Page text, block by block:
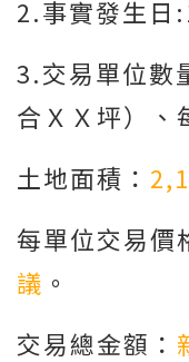
2.事實發生
3.交易單位數
合ＸＸ坪）、
土地面積：
每單位交易價
議 。
交易總金額：